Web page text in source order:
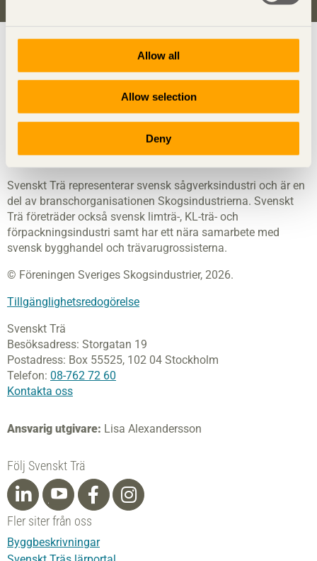
Allow all
Allow selection
Deny
Visa sajtkarta
Svenskt Träsprider kunskap om trä, träprodukter och
livskraftig sågverksnäring. Det gör vi genom att inspirera,
utbilda och driva teknisk utveckling.
Svenskt Trä representerar svensk sågverksindustri och är en
del av branschorganisationen Skogsindustrierna. Svenskt
Trä företräder också svensk limträ-, KL-trä- och
förpackningsindustri samt har ett nära samarbete med
svensk bygghandel och trävarugrossisterna.
© Föreningen Sveriges Skogsindustrier, 2026.
Tillgänglighetsredogörelse
Svenskt Trä
Besöksadress: Storgatan 19
Postadress: Box 55525, 102 04 Stockholm
Telefon: 08-762 72 60
Kontakta oss
Ansvarig utgivare: Lisa Alexandersson
Följ Svenskt Trä
Fler siter från oss
Byggbeskrivningar